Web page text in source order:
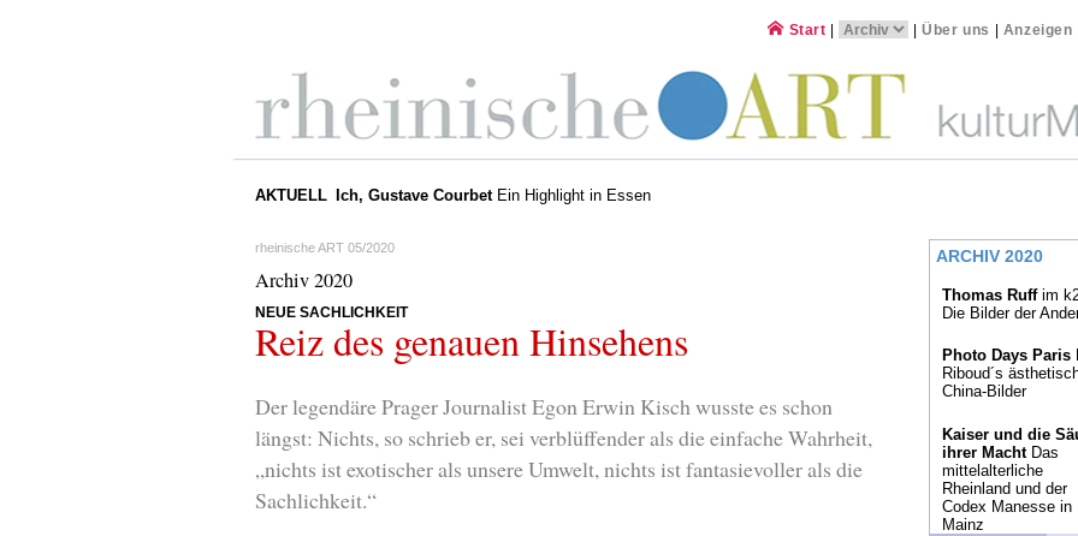
Start |Über uns Anzeigen
AKTUELL Ich, Gustave CourbetEin Highlight in Essen
rheinische ART 05/2020
Archiv 2020
NEUE SACHLICHKEIT
Reiz des genauen Hinsehens
Der legendäre Prager Journalist Egon Erwin Kisch wusste es schon
längst: Nichts, so schrieb er, sei verblüffender als die einfache Wahrheit,
„nichts ist exotischer als unsere Umwelt, nichts ist fantasievoller als die
Sachlichkeit.“
ARCHIV 2020
Thomas Ruffim
Die Bilder der
Photo Days Paris
Riboud´s
China-Bilder
Kaiser und die
ihrer Macht Das
mittelalterliche
Rheinland und der
Codex Manesse in
Mainz